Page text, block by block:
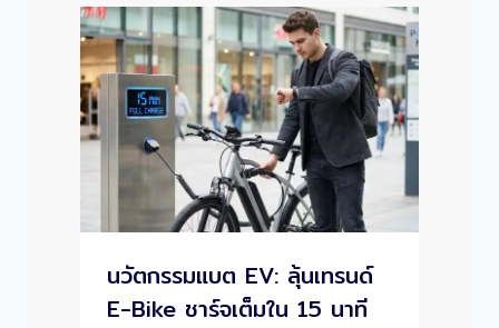
นวัตกรรมแบต EV: ลุ้นเทรนด์
E-Bike ชาร์จเต็มใน 15 นาที